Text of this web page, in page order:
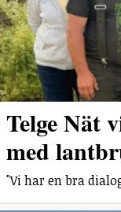
Telge Nät
med
"Vi har en bra